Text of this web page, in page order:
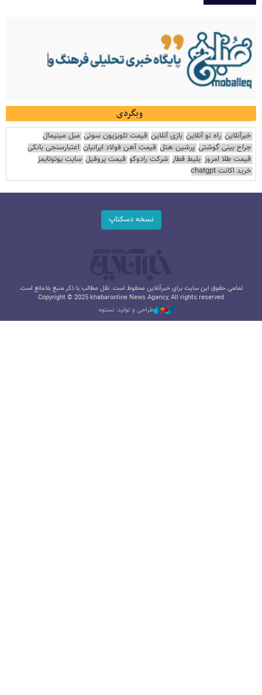
وبگردی
خبرآنلاین راه نو آنلاین بازی آنلاین قیمت تلویزیون سونی مبل مینیمال
جراح بینی گوشتی پرشین هتل قیمت آهن فولاد ایرانیان اعتبارسنجی بانکی
قیمت طلا امروز بلیط قطار شرکت رادوکو قیمت پروفیل سایت یوتوتایمز
خرید اکانت chatgpt
نسخه دسکتاپ
تمامی حقوق این سایت برای خبرآنلاین محفوظ است. نقل مطالب با ذکر منبع بلامانع است.
Copyright © 2025 khabaronline News Agancy, All rights reserved
طراحی و تولید: نستوه